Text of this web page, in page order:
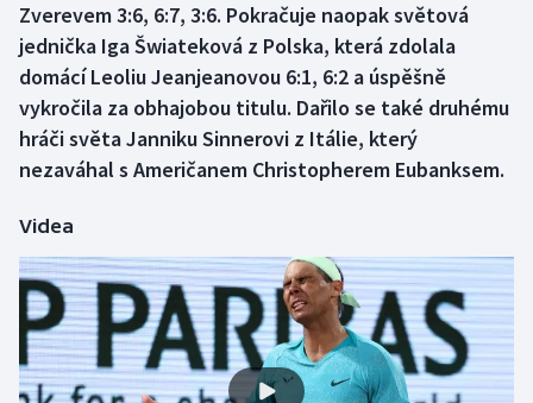
Dostihy
Florbal
Futsal
Gymnastika
Házená
Jezdectví
Zverevem 3:6, 6:7, 3:6. Pokračuje naopak světová
jednička Iga Šwiateková z Polska, která zdolala
domácí Leoliu Jeanjeanovou 6:1, 6:2 a úspěšně
vykročila za obhajobou titulu. Dařilo se také druhému
hráči světa Janniku Sinnerovi z Itálie, který
nezaváhal s Američanem Christopherem Eubanksem.
Videa